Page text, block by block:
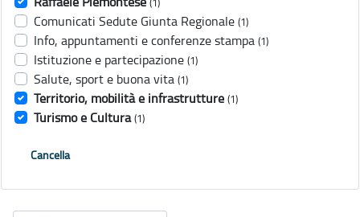
Comunicati Sedute Giunta Regionale (1)
Info, appuntamenti e conferenze stampa (1)
Istituzione e partecipazione (1)
Salute, sport e buona vita (1)
Territorio, mobilità e infrastrutture (1)
Turismo e Cultura (1)
Cancella